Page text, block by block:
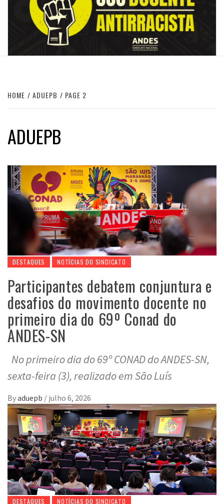
HOME ADUEPB PAGE 2
ADUEPB
DESTAQUES NOTÍCIAS DO SINDICATO
Participantes debatem conjuntura e
desafios do movimento docente no
primeiro dia do 69º Conad do
ANDES-SN
No primeiro dia do 69º CONAD do ANDES-SN,
sexta-feira (3), realizado em São Luís
Byaduepb / julho 6, 2026
DESTAQUES NOTÍCIAS DO SINDICATO